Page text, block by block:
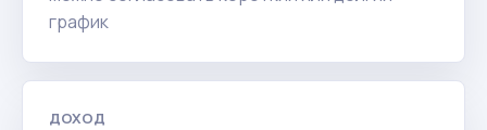
график
ДОХОД